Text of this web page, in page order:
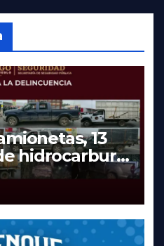
13
hidrocarburo
robados en